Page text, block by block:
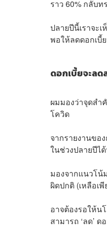
ราว 60% กลับ
ปลายปีนี้เราจะเ
พอให้ลดดอกเบี้
ดอกเบี้ยจะลด
ผมมองว่าจุดสำ
โควิด
จากรายงานขอ
ในช่วงปลายปีไ
มองจากแนวโน้
ผิดปกติ (เหลือเพี
อาจต้องรอให้น
สามารถ ‘ลด’